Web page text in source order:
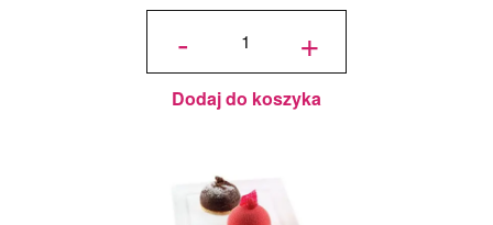
-
ilość
silikonowa
Półkule śr.
30 mm -
Silikomart +
Dodaj do koszyka